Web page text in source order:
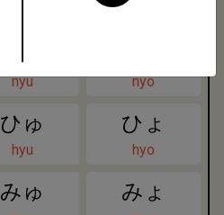
nyu nyo
ひゅ
hyu
ひょ
hyo
みゅ みょ